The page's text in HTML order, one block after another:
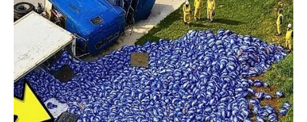
Rakovi mogu upoznati osobu koja će u njihov život unijeti
osjećaj sigurnosti i mira.
Ono što će Rakovima najviše značiti jeste osjećaj da nisu
sami. Konačno će vidjeti da postoje ljudi koji prepoznaju
njihovu dobrotu, odanost i iskrenost.